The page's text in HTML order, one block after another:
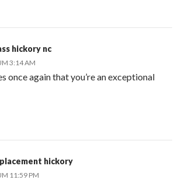
hickory nc
3:14 AM
once again that you’re an exceptional
hickory
11:59 PM